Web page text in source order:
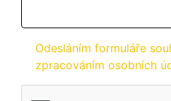
Odesláním formuláře
zpracováním osobních